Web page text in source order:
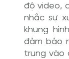
độ video,
nhắc sự
khung
đảm bảo
trung vào